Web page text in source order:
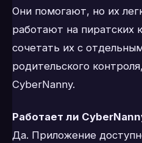
Они помогают, но их
работают на пиратских
сочетать их с
родительского
CyberNanny.
Работает ли
Да. Приложение